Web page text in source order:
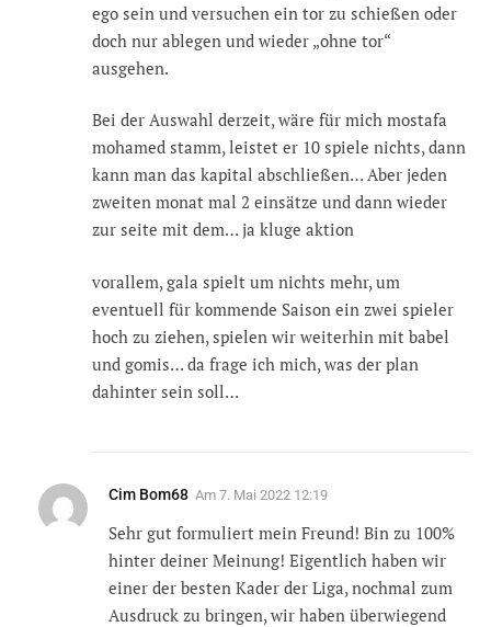
ego sein und versuchen ein tor zu schießen oder
doch nur ablegen und wieder „ohne tor“
ausgehen.
Bei der Auswahl derzeit, wäre für mich mostafa
mohamed stamm, leistet er 10 spiele nichts, dann
kann man das kapital abschließen… Aber jeden
zweiten monat mal 2 einsätze und dann wieder
zur seite mit dem… ja kluge aktion
vorallem, gala spielt um nichts mehr, um
eventuell für kommende Saison ein zwei spieler
hoch zu ziehen, spielen wir weiterhin mit babel
und gomis… da frage ich mich, was der plan
dahinter sein soll…
Cim Bom68 Am 7. Mai 2022 12:19
Sehr gut formuliert mein Freund! Bin zu 100%
hinter deiner Meinung! Eigentlich haben wir
einer der besten Kader der Liga, nochmal zum
Ausdruck zu bringen, wir haben überwiegend